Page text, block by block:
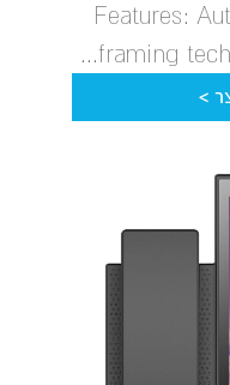
Features:
framing
>